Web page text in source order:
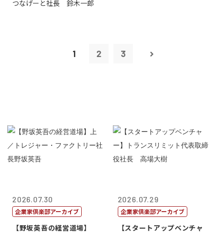
つなげーと社長 鈴木一郎
1 2 3
2026.07.30
企業家倶楽部アーカイブ
【野坂英吾の経営道場】
2026.07.29
企業家倶楽部アーカイブ
【スタートアップベンチャ